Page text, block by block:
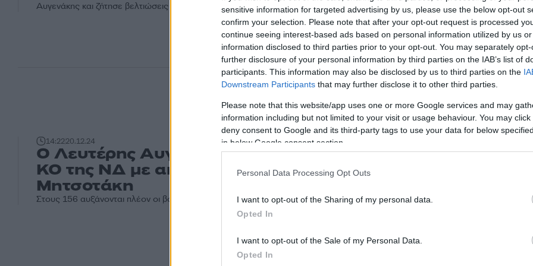
sensitive information for targeted advertising by us, please use the below opt-out
confirm your selection. Please note that after your opt-out request is processed
continue seeing interest-based ads based on personal information utilized by us
information disclosed to third parties prior to your opt-out. You may separately
further disclosure of your personal information by third parties on the IAB’s list of
participants. This information may also be disclosed by us to third parties on the
Downstream Participants that may further disclose it to other third parties.
Please note that this website/app uses one or more Google services and may
information including but not limited to your visit or usage behaviour. You may
deny consent to Google and its third-party tags to use your data for below
in below Google consent section.
Personal Data Processing Opt Outs
I want to opt-out of the Sharing of my personal data.
Opted In
I want to opt-out of the Sale of my Personal Data.
Opted In
Αυγενάκης και ζήτησε βελτιώσεις
14:2220.12.24
Ο Λευτέρης Αυγενάκης ξανά στην
ΚΟ της ΝΔ με απόφαση
Μητσοτάκη
Στους 156 αυξάνονται πλέον οι βουλευτές του κυβερνώντος κόμματος